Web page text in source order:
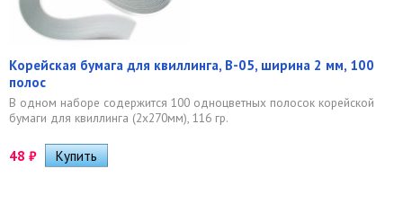
Корейская бумага для квиллинга, B-05, ширина 2 мм, 100
полос
В одном наборе содержится 100 одноцветных полосок корейской
бумаги для квиллинга (2х270мм), 116 гр.
48 ₽